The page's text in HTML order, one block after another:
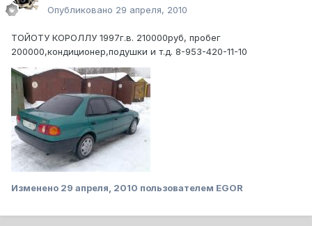
Опубликовано 29 апреля, 2010
ТОЙОТУ КОРОЛЛУ 1997г.в. 210000руб, пробег
200000,кондиционер,подушки и т.д. 8-953-420-11-10
Изменено 29 апреля, 2010 пользователем EGOR